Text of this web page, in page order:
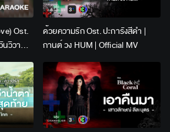
Ost.
วิวาห์ |
ด้วยความรัก Ost. ปะการังสีดำ |
กานต์ วง HUM | Official MV